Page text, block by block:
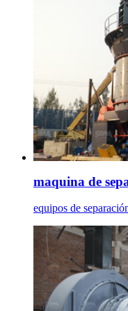
maquina de
equipos de